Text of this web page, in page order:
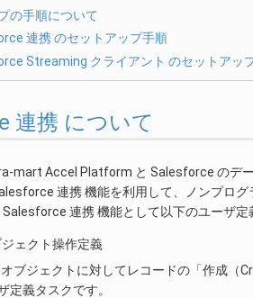
の手順について
連携 のセットアップ手順
Streaming クライアント のセットアッ
連携 について
mart Accel Platform と Salesforce のデ
連携 機能を利用して、ノンプロ
Salesforce 連携 機能として以下のユーザ
ェクト操作定義
ブジェクトに対してレコードの「作成（
定義タスクです。